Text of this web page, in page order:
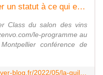
La guilde du vin, veut donner un statut à ce qui est plus une culture, qu'un alcool ! interview Alain Pottier et Christophe Czekaj aux Caves du Roussillon par Nicolas Caudeville - L'archipel contre-attaque !
Class du salon des vins
le-programme au
conférence de